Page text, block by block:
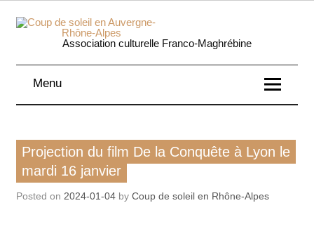
Skip
content
Coup
soleil
Association culturelle Franco-Maghrébine
Menu
Film
Projection du film De la Conquête à Lyon le
mardi 16 janvier
Posted on 2024-01-04by Coup de soleil en Rhône-Alpes